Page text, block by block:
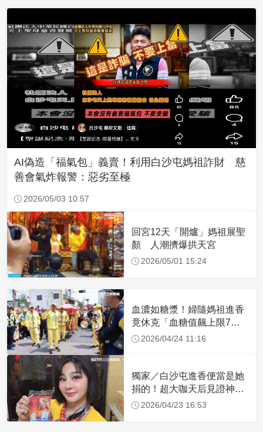
AI偽造「福氣包」義賣！利用白沙屯媽祖詐財 慈
善會氣炸報警：惡劣至極
2026/05/03 10:57
回宮12天「開爐」媽祖展聖
顏 人潮擠爆拱天宮
2026/05/01 15:24
血濃如糖漿！婦隨媽祖進香
竟休克「血糖值飆上限7
倍」 醫曝原因
2026/04/24 11:16
獨家／白沙屯進香便當是她
捐的！超大咖天后見證神
蹟 一靠近媽祖就爆哭
2026/04/23 16:53